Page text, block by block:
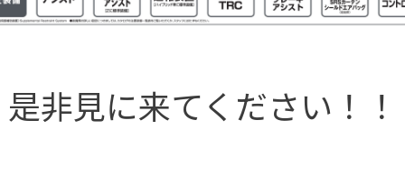
是非見に来てください！！